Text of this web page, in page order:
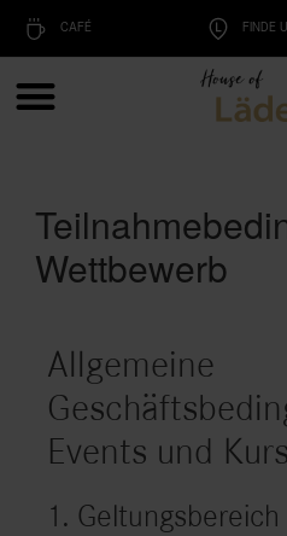
CAFÉ FINDE
Wettbewerb
Allgemeine
Events und
1. Geltungsbereich